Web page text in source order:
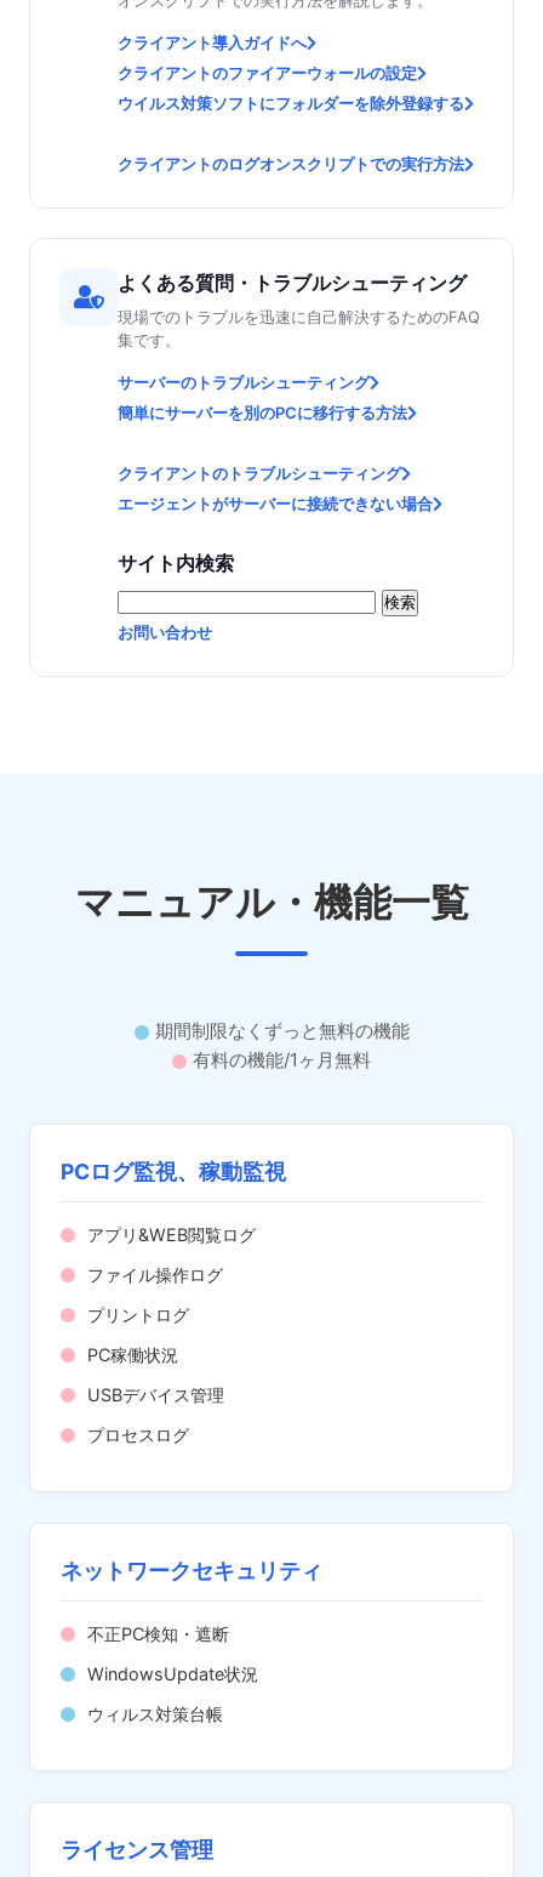
クライアント導入ガイドへ
クライアントのファイアーウォールの設定
ウイルス対策ソフトにフォルダーを除外登録する
クライアントのログオンスクリプトでの実行方法
よくある質問・トラブルシューティング
現場でのトラブルを迅速に自己解決するためのFAQ
集です。
サーバーのトラブルシューティング
簡単にサーバーを別のPCに移行する方法
クライアントのトラブルシューティング
エージェントがサーバーに接続できない場合
サイト内検索
お問い合わせ
マニュアル・機能一覧
期間制限なくずっと無料の機能
有料の機能/1ヶ月無料
PCログ監視、稼動監視
アプリ&WEB閲覧ログ
ファイル操作ログ
プリントログ
PC稼働状況
USBデバイス管理
プロセスログ
ネットワークセキュリティ
不正PC検知・遮断
WindowsUpdate状況
ウィルス対策台帳
ライセンス管理